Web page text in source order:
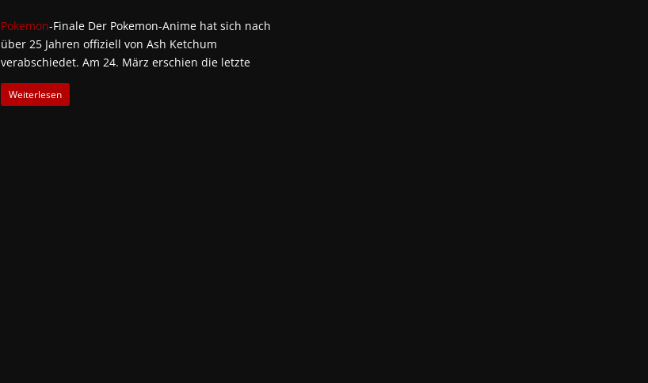
Pokemon-Finale Der Pokemon-Anime hat sich nach
über 25 Jahren offiziell von Ash Ketchum
verabschiedet. Am 24. März erschien die letzte
Weiterlesen